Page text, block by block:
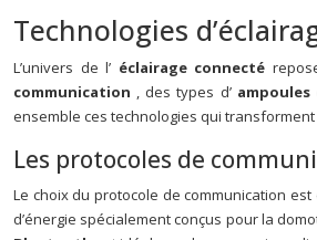
Technologies
L’univers de l’ éclairage connecté
communication , des types d’
ensemble ces technologies qui
Les protocoles de
Le choix du protocole de communication
d’énergie spécialement conçus pour la